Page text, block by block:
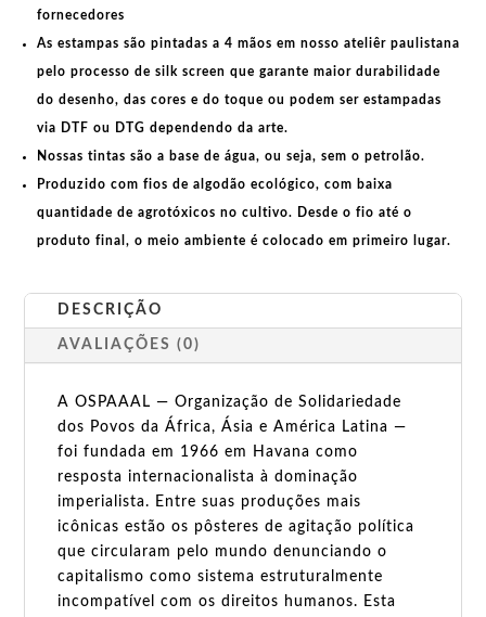
fornecedores
As estampas são pintadas a 4 mãos em nosso ateliêr paulistana
pelo processo de silk screen que garante maior durabilidade
do desenho, das cores e do toque ou podem ser estampadas
via DTF ou DTG dependendo da arte.
Nossas tintas são a base de água, ou seja, sem o petrolão.
Produzido com fios de algodão ecológico, com baixa
quantidade de agrotóxicos no cultivo. Desde o fio até o
produto final, o meio ambiente é colocado em primeiro lugar.
DESCRIÇÃO
AVALIAÇÕES (0)
A OSPAAAL — Organização de Solidariedade
dos Povos da África, Ásia e América Latina —
foi fundada em 1966 em Havana como
resposta internacionalista à dominação
imperialista. Entre suas produções mais
icônicas estão os pôsteres de agitação política
que circularam pelo mundo denunciando o
capitalismo como sistema estruturalmente
incompatível com os direitos humanos. Esta